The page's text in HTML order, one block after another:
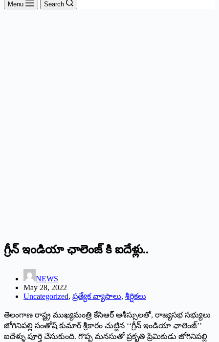
Menu Search
‌గ్రీన్‌ ఇం‌డియా ఛాలెంజ్‌ ‌కి ఐదేళ్లు..
NEWS
May 28, 2022
Uncategorized, ప్రత్యేక వ్యాసాలు, శీర్షికలు
తెలంగాణ రాష్ట్ర ముఖ్యమంత్రి కేసిఆర్‌ ఆశీస్సులతో, రాజ్యసభ సభ్యులు
జోగినిపల్లి సంతోష్‌ ‌కుమార్‌ ‌శ్రీకారం చుట్టిన ‘‘గ్రీన్‌ ఇం‌డియా ఛాలెంజ్‌’’
ఐదేళ్ళు పూర్తి చేసుకుంది. గొప్ప మనసుతో ప్రకృతి ప్రేమికుడు జోగినిపల్లి